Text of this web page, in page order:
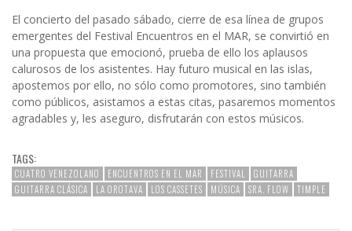
El concierto del pasado sábado, cierre de esa línea de grupos
emergentes del Festival Encuentros en el MAR, se convirtió en
una propuesta que emocionó, prueba de ello los aplausos
calurosos de los asistentes. Hay futuro musical en las islas,
apostemos por ello, no sólo como promotores, sino también
como públicos, asistamos a estas citas, pasaremos momentos
agradables y, les aseguro, disfrutarán con estos músicos.
TAGS:
CUATRO VENEZOLANO ENCUENTROS EN EL MAR FESTIVAL
GUITARRA
GUITARRA CLÁSICA
LA OROTAVA LOS CASSETES MÚSICA SRA. FLOW TIMPLE